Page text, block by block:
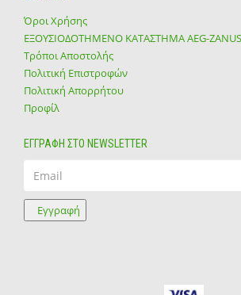
Όροι Χρήσης
ΕΞΟΥΣΙΟΔΟΤΗΜΕΝΟ ΚΑΤΑΣΤΗΜΑ ΑΕG-
Τρόποι Αποστολής
Πολιτική Επιστροφών
Πολιτική Απορρήτου
Προφίλ
ΕΓΓΡΑΦΗ ΣΤΟ NEWSLETTER
Εγγραφή